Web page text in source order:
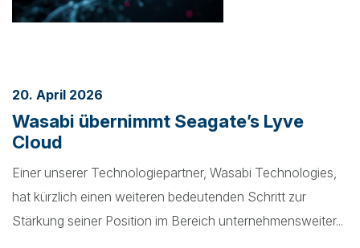
20. April 2026
Wasabi übernimmt Seagate’s Lyve
Cloud
Einer unserer Technologiepartner, Wasabi Technologies,
hat kürzlich einen weiteren bedeutenden Schritt zur
Stärkung seiner Position im Bereich unternehmensweiter...